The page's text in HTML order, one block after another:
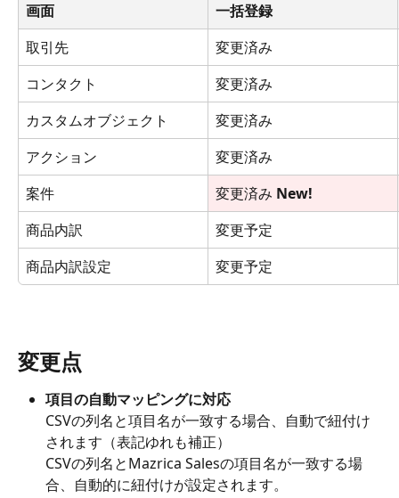
画面
一括登録
取引先
変更済み
コンタクト
変更済み
カスタムオブジェクト
変更済み
アクション
変更済み
案件
変更済み New!
商品内訳
変更予定
商品内訳設定
変更予定
変更点
項目の自動マッピングに対応
CSVの列名と項目名が一致する場合、自動で紐付け
されます（表記ゆれも補正）
CSVの列名とMazrica Salesの項目名が一致する場
合、自動的に紐付けが設定されます。